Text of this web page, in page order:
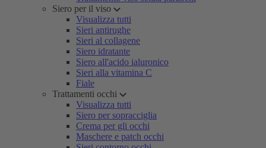
Siero per il viso
Visualizza tutti
Sieri antirughe
Sieri al collagene
Siero idratante
Siero all'acido ialuronico
Sieri alla vitamina C
Fiale
Trattamenti occhi
Visualizza tutti
Siero per sopracciglia
Crema per gli occhi
Maschere e patch occhi